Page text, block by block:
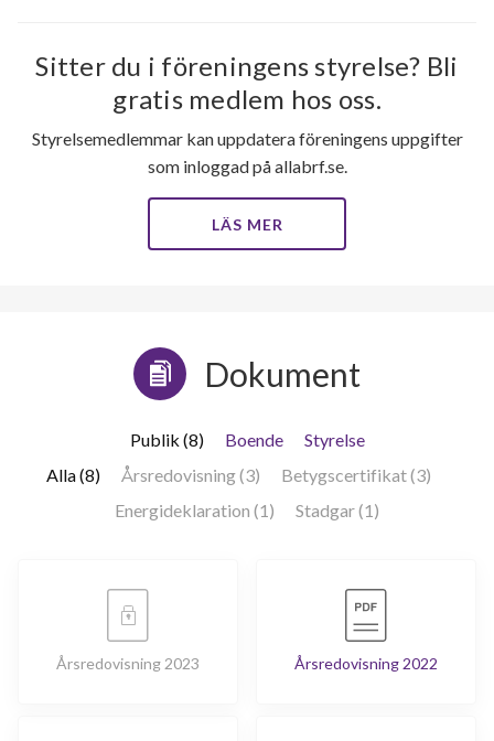
89
Sitter du i föreningens styrelse? Bli
gratis medlem hos oss.
Styrelsemedlemmar kan uppdatera föreningens uppgifter
som inloggad på allabrf.se.
LÄS MER
Dokument
Publik (8) Boende
Styrelse
Alla (8)
Årsredovisning (3)
Betygscertifikat (3)
Energideklaration (1)
Stadgar (1)
Årsredovisning 2023 Årsredovisning 2022